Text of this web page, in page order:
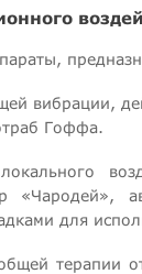
вибрации,
Гоффа.
«Чародей»,
для
терапии